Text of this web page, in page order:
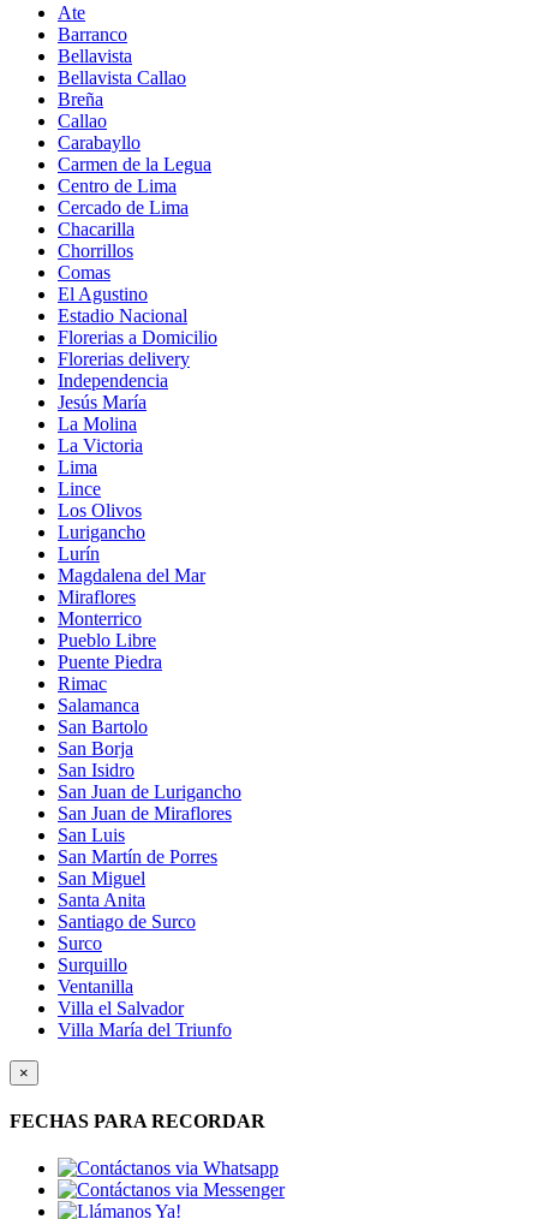
Ate
Barranco
Bellavista
Bellavista Callao
Breña
Callao
Carabayllo
Carmen de la Legua
Centro de Lima
Cercado de Lima
Chacarilla
Chorrillos
Comas
El Agustino
Estadio Nacional
Florerias a Domicilio
Florerias delivery
Independencia
Jesús María
La Molina
La Victoria
Lima
Lince
Los Olivos
Lurigancho
Lurín
Magdalena del Mar
Miraflores
Monterrico
Pueblo Libre
Puente Piedra
Rimac
Salamanca
San Bartolo
San Borja
San Isidro
San Juan de Lurigancho
San Juan de Miraflores
San Luis
San Martín de Porres
San Miguel
Santa Anita
Santiago de Surco
Surco
Surquillo
Ventanilla
Villa el Salvador
Villa María del Triunfo
×
FECHAS PARA RECORDAR